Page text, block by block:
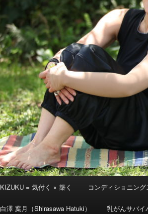
KIZUKU = 気付く × 築く コンディショニン
白澤 葉月（Shirasawa Hatuki） 乳がんサバイ